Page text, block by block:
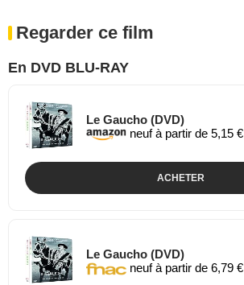
Regarder ce film
En DVD BLU-RAY
Le Gaucho (DVD)
neuf à partir de 5,15 €
ACHETER
Le Gaucho (DVD)
neuf à partir de 6,79 €